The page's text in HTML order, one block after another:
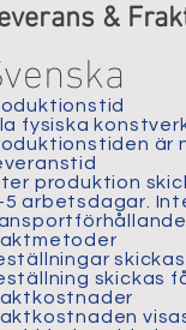
&
fysiska
är
produktion
arbetsdagar.
skickas